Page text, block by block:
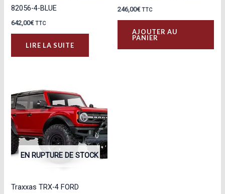
82056-4-BLUE
642,00€ TTC
LIRE LA SUITE
246,00€ TTC
AJOUTER AU
PANIER
EN RUPTURE DE STOCK
Traxxas TRX-4 FORD